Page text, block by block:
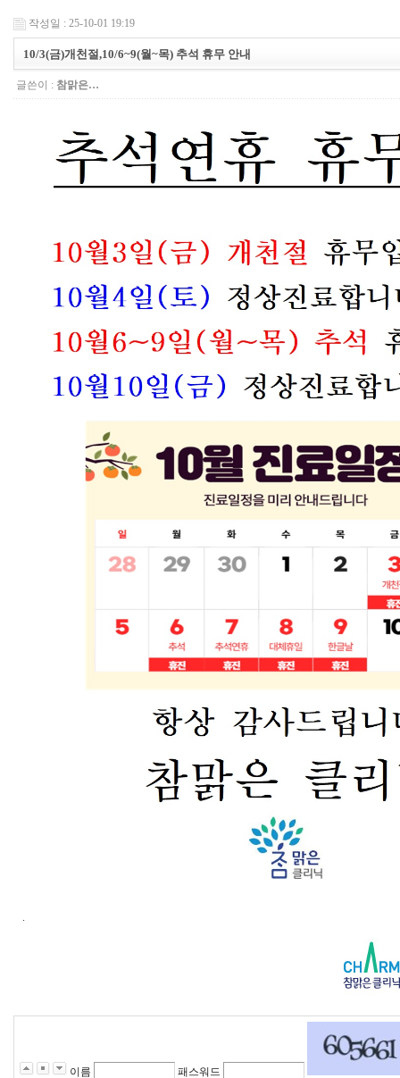
작성일 : 25-10-01 19:19
10/3(금)개천절,10/6~9(월~목) 추석 휴무 안내
글쓴이 : 참맑은…
.
이름 패스워드